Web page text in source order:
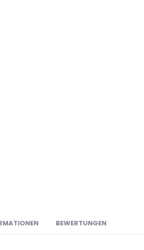
BEWERTUNGEN